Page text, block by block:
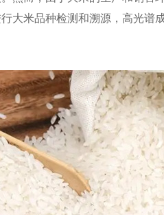
大米品种检测和溯源，高光谱